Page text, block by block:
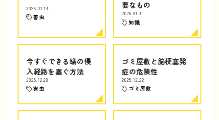
2026.01.14
害虫
要なもの
2026.01.11
知識
今すぐできる蟻の侵
入経路を塞ぐ方法
2025.12.28
害虫
ゴミ屋敷と脳梗塞発
症の危険性
2025.12.22
ゴミ屋敷